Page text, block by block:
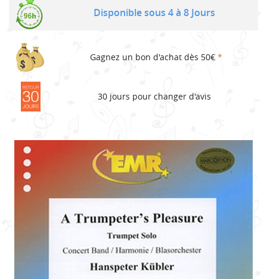
Disponible sous 4 à 8 Jours
Gagnez un bon d'achat dès 50€ *
30 jours pour changer d'avis